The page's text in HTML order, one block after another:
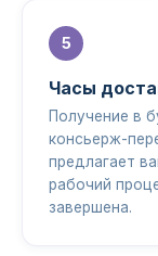
Часы
Получение в
консьерж-
предлагает
рабочий
завершена.